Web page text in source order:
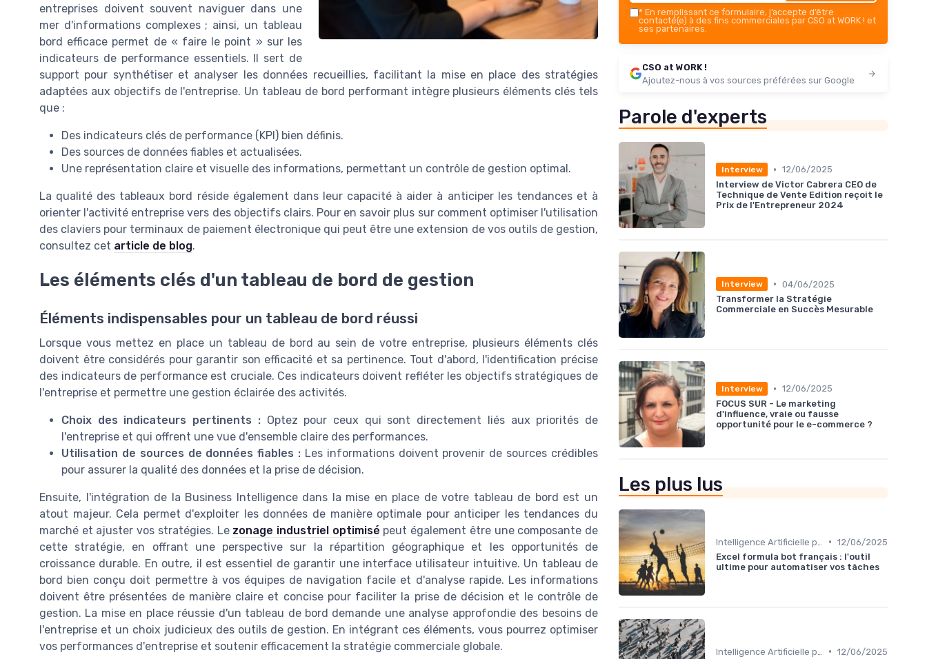
entreprises doivent souvent naviguer dans une
mer d'informations complexes ; ainsi, un tableau
bord efficace permet de « faire le point » sur les
indicateurs de performance essentiels. Il sert de
support pour synthétiser et analyser les données recueillies, facilitant la mise en place des stratégies
adaptées aux objectifs de l'entreprise. Un tableau de bord performant intègre plusieurs éléments clés tels
que :
Des indicateurs clés de performance (KPI) bien définis.
Des sources de données fiables et actualisées.
Une représentation claire et visuelle des informations, permettant un contrôle de gestion optimal.
La qualité des tableaux bord réside également dans leur capacité à aider à anticiper les tendances et à
orienter l'activité entreprise vers des objectifs clairs. Pour en savoir plus sur comment optimiser l'utilisation
des claviers pour terminaux de paiement électronique qui peut être une extension de vos outils de gestion,
consultez cet article de blog.
Les éléments clés d'un tableau de bord de gestion
Éléments indispensables pour un tableau de bord réussi
Lorsque vous mettez en place un tableau de bord au sein de votre entreprise, plusieurs éléments clés
doivent être considérés pour garantir son efficacité et sa pertinence. Tout d'abord, l'identification précise
des indicateurs de performance est cruciale. Ces indicateurs doivent refléter les objectifs stratégiques de
l'entreprise et permettre une gestion éclairée des activités.
Choix des indicateurs pertinents :Optez pour ceux qui sont directement liés aux priorités de
l'entreprise et qui offrent une vue d'ensemble claire des performances.
Utilisation de sources de données fiables : Les informations doivent provenir de sources crédibles
pour assurer la qualité des données et la prise de décision.
Ensuite, l'intégration de la Business Intelligence dans la mise en place de votre tableau de bord est un
atout majeur. Cela permet d'exploiter les données de manière optimale pour anticiper les tendances du
marché et ajuster vos stratégies. Le zonage industriel optimisé peut également être une composante de
cette stratégie, en offrant une perspective sur la répartition géographique et les opportunités de
croissance durable. En outre, il est essentiel de garantir une interface utilisateur intuitive. Un tableau de
bord bien conçu doit permettre à vos équipes de navigation facile et d'analyse rapide. Les informations
doivent être présentées de manière claire et concise pour faciliter la prise de décision et le contrôle de
gestion. La mise en place réussie d'un tableau de bord demande une analyse approfondie des besoins de
l'entreprise et un choix judicieux des outils de gestion. En intégrant ces éléments, vous pourrez optimiser
vos performances d'entreprise et soutenir efficacement la stratégie commerciale globale.
* En remplissant ce formulaire, j’accepte d’être
contacté(e) à des fins commerciales par CSO at WORK ! et
ses partenaires.
CSO at WORK !
Ajoutez-nous à vos sources préférées sur Google
Parole d'experts
Interview • 12/06/2025
Interview de Victor Cabrera CEO de
Technique de Vente Edition reçoit le
Prix de l'Entrepreneur 2024
Interview • 04/06/2025
Transformer la Stratégie
Commerciale en Succès Mesurable
Interview • 12/06/2025
FOCUS SUR - Le marketing
d'influence, vraie ou fausse
opportunité pour le e-commerce ?
Les plus lus
• 12/06/2025
Excel formula bot français : l'outil
ultime pour automatiser vos tâches
• 12/06/2025